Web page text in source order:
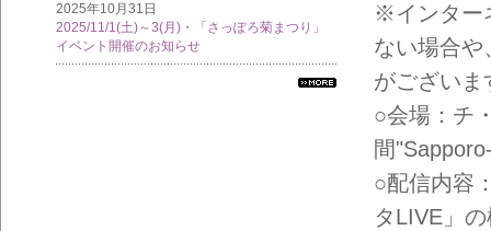
2025年10月31日
2025/11/1(土)～3(月)・「さっぽろ菊まつり」
イベント開催のお知らせ
※インター
ない場合や
がございま
○会場：チ
間
○配信内容
タLIVE」